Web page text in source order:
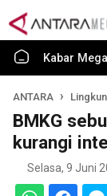
Kabar
ANTARA
BMKG
kurangi
Selasa, 9 Juni